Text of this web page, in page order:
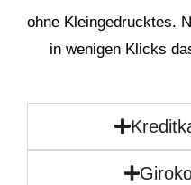
ohne Kleingedrucktes.
in wenigen Klicks